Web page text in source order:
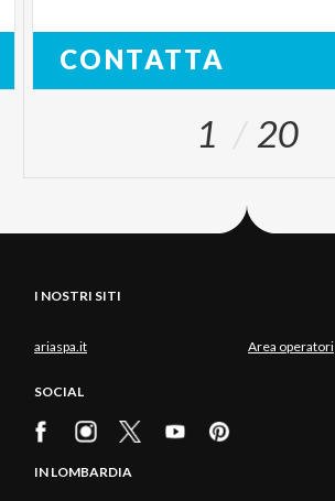
CONTATTA
1 20
I NOSTRI SITI
ariaspa.it Area operatori
SOCIAL
IN LOMBARDIA